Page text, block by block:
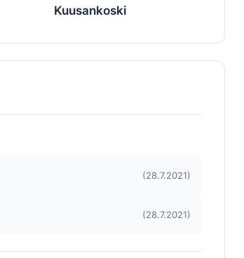
Kuusankoski
(28.7.2021)
(28.7.2021)